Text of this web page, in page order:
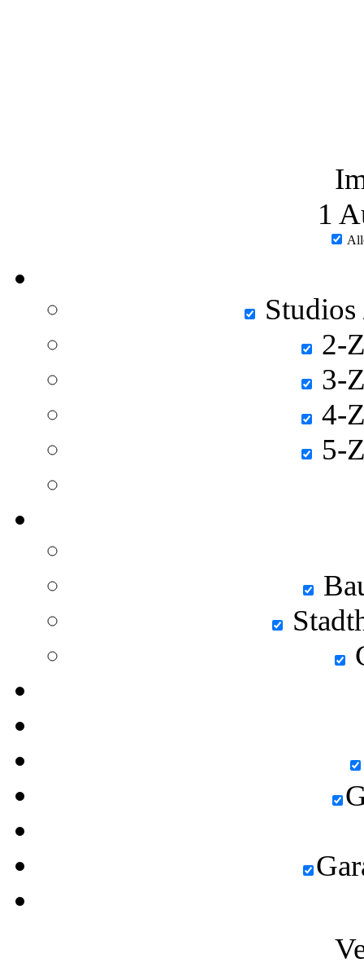
1
2-
3-
4-
5-